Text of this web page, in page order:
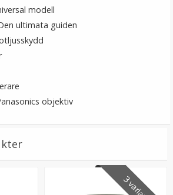
motsvarar Canon EW-73B
modell
ultimata guiden
objektiv